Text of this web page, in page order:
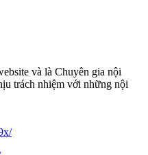
và là Chuyên gia nội
trách nhiệm với những nội